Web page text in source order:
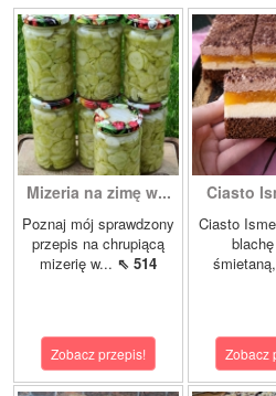
Mizeria na zimę w...
Poznaj mój sprawdzony
przepis na chrupiącą
mizerię w... ⇖ 514
Zobacz przepis!
Ciasto
Ciasto
Zobacz